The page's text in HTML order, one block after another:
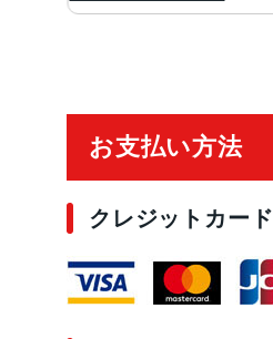
お支払い方法
クレジットカード